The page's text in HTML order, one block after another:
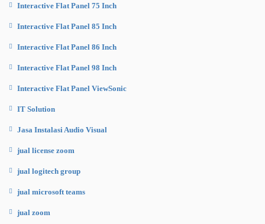
Interactive Flat Panel 75 Inch
Interactive Flat Panel 85 Inch
Interactive Flat Panel 86 Inch
Interactive Flat Panel 98 Inch
Interactive Flat Panel ViewSonic
IT Solution
Jasa Instalasi Audio Visual
jual license zoom
jual logitech group
jual microsoft teams
jual zoom